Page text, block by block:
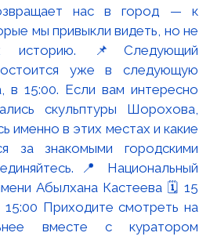
нас в город — к
мы привыкли видеть, но не
историю. 📌Следующий
уже в следующую
в 15:00. Если вам интересно
скульптуры Шорохова,
именно в этих местах и какие
за знакомыми городскими
📍 Национальный
Абылхана Кастеева 🗓 15
15:00 Приходите смотреть на
вместе с куратором